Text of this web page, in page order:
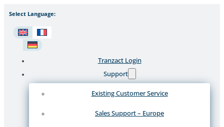
Select Language:
Tranzact Login
Support
Existing Customer Service
Sales Support – Europe